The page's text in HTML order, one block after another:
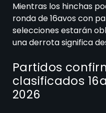
Mientras los hinchas
ronda de 16avos con
selecciones estarán
una derrota significa
Partidos
clasificados
2026